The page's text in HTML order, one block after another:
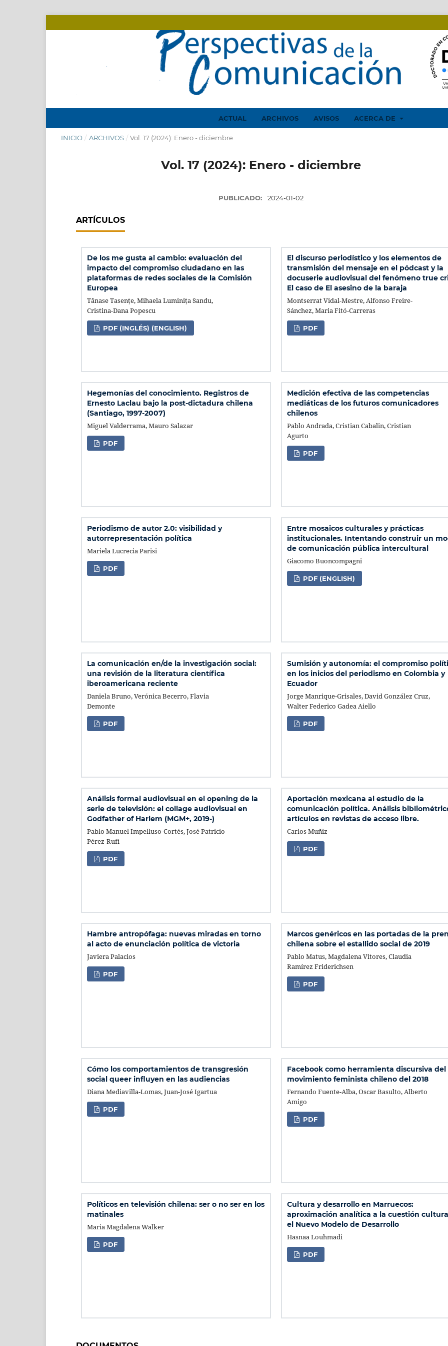
ACTUAL ARCHIVOS AVISOS ACERCA DE
INICIO / ARCHIVOS / Vol. 17 (2024): Enero - diciembre
Vol. 17 (2024): Enero - diciembre
PUBLICADO: 2024-01-02
ARTÍCULOS
De los me gusta al cambio: evaluación del
impacto del compromiso ciudadano en las
plataformas de redes sociales de la Comisión
Europea
Tănase Tasențe, Mihaela Luminița Sandu,
Cristina-Dana Popescu
PDF (INGLÉS) (ENGLISH)
El discurso periodístico y los elementos de
transmisión del mensaje en el pódcast y la
docuserie audiovisual del fenómeno true
El caso de El asesino de la baraja
Montserrat Vidal-Mestre, Alfonso Freire-
Sánchez, Maria Fitó-Carreras
PDF
Hegemonías del conocimiento. Registros de
Ernesto Laclau bajo la post-dictadura chilena
(Santiago, 1997-2007)
Miguel Valderrama, Mauro Salazar
PDF
Medición efectiva de las competencias
mediáticas de los futuros comunicadores
chilenos
Pablo Andrada, Cristian Cabalin, Cristian
Agurto
PDF
Periodismo de autor 2.0: visibilidad y
autorrepresentación política
Mariela Lucrecia Parisi
PDF
Entre mosaicos culturales y prácticas
institucionales. Intentando construir un
de comunicación pública intercultural
Giacomo Buoncompagni
PDF (ENGLISH)
La comunicación en/de la investigación social:
una revisión de la literatura científica
iberoamericana reciente
Daniela Bruno, Verónica Becerro, Flavia
Demonte
PDF
Sumisión y autonomía: el compromiso
en los inicios del periodismo en Colombia y
Ecuador
Jorge Manrique-Grisales, David González Cruz,
Walter Federico Gadea Aiello
PDF
Análisis formal audiovisual en el opening de la
serie de televisión: el collage audiovisual en
Godfather of Harlem (MGM+, 2019-)
Pablo Manuel Impelluso-Cortés, José Patricio
Pérez-Rufí
PDF
Aportación mexicana al estudio de la
comunicación política. Análisis
artículos en revistas de acceso libre.
Carlos Muñiz
PDF
Hambre antropófaga: nuevas miradas en torno
al acto de enunciación política de victoria
Javiera Palacios
PDF
Marcos genéricos en las portadas de la
chilena sobre el estallido social de 2019
Pablo Matus, Magdalena Vitores, Claudia
Ramírez Friderichsen
PDF
Cómo los comportamientos de transgresión
social queer influyen en las audiencias
Diana Mediavilla-Lomas, Juan-José Igartua
PDF
Facebook como herramienta discursiva del
movimiento feminista chileno del 2018
Fernando Fuente-Alba, Oscar Basulto, Alberto
Amigo
PDF
Políticos en televisión chilena: ser o no ser en los
matinales
Maria Magdalena Walker
PDF
Cultura y desarrollo en Marruecos:
aproximación analítica a la cuestión
el Nuevo Modelo de Desarrollo
Hasnaa Louhmadi
PDF